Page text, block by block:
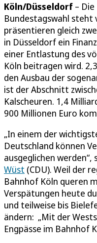
Köln/Düsseldorf –
Bundestagswahl steht
präsentieren gleich
in Düsseldorf ein
einer Entlastung des
Köln beitragen wird.
den Ausbau der
ist der Abschnitt
Kalscheuren. 1,4
900 Millionen Euro
„In einem der
Deutschland können
ausgeglichen
Wüst (CDU). Weil der
Bahnhof Köln queren
Verspätungen heute
und teilweise bis
ändern: „Mit der
Engpässe im Bahnhof